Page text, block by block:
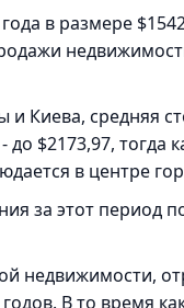
в размере
Киева, средняя
$2173,97, тогда
в центре
за этот период
недвижимости,
В то время